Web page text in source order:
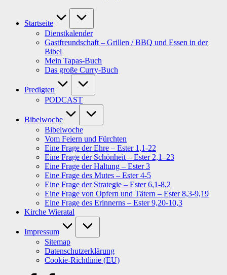
Startseite
Dienstkalender
Gastfreundschaft – Grillen / BBQ und Essen in der
Bibel
Mein Tapas-Buch
Das große Curry-Buch
Predigten
PODCAST
Bibelwoche
Bibelwoche
Vom Feiern und Fürchten
Eine Frage der Ehre – Ester 1,1-22
Eine Frage der Schönheit – Ester 2,1–23
Eine Frage der Haltung – Ester 3
Eine Frage des Mutes – Ester 4-5
Eine Frage der Strategie – Ester 6,1-8,2
Eine Frage von Opfern und Tätern – Ester 8,3-9,19
Eine Frage des Erinnerns – Ester 9,20-10,3
Kirche Wieratal
Impressum
Sitemap
Datenschutzerklärung
Cookie-Richtlinie (EU)